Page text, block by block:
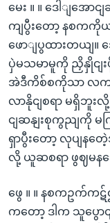
မေး ။ ။ ဒေါျအေ
ကျပွီးတော့ နစကကို
ဖောျပွထားတယျ။
ပှဲမသမာမူကို ညှိနှိုငျ
အဲဒီကိစ်စကိုသာ လက
လာနိုငျစရာ မရှိဘူ
ငျဆနျးစုကွညျကို မ
ရှာပွီးတော့ လုပျန
လို့ ယူဆစရာ ဖွဈမနဘ
ဖွေ ။ ။ နစကဥက်က
ကတော့ ဒါက သူပွော